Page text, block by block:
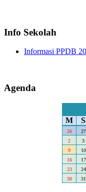
Info Sekolah
Informasi PPDB
Agenda
M
S
26 27
2
3
9
10
16
17
23
24
30
31